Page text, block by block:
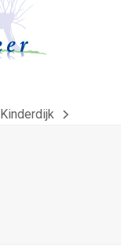
next
Kinderdijk